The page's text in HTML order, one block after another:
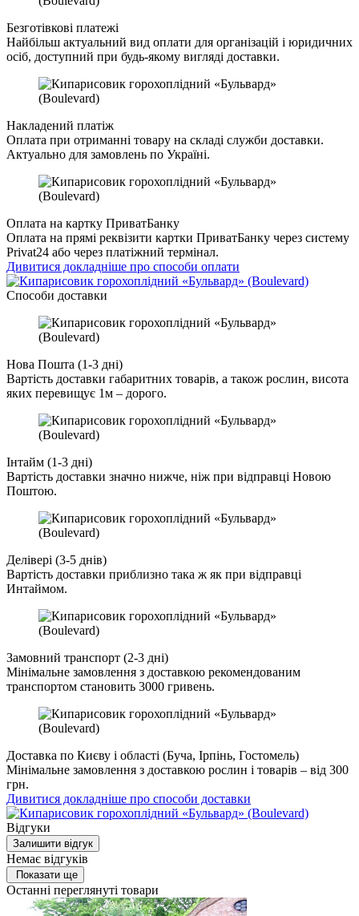
Безготівкові платежі
Найбільш актуальний вид оплати для організацій і юридичних
осіб, доступний при будь-якому вигляді доставки.
Накладений платіж
Оплата при отриманні товару на складі служби доставки.
Актуально для замовлень по Україні.
Оплата на картку ПриватБанку
Оплата на прямі реквізити картки ПриватБанку через систему
Privat24 або через платіжний термінал.
Дивитися докладніше про способи оплати
Cпособи доставки
Нова Пошта (1-3 дні)
Вартість доставки габаритних товарів, а також рослин, висота
яких перевищує 1м – дорого.
Інтайм (1-3 дні)
Вартість доставки значно нижче, ніж при відправці Новою
Поштою.
Делівері (3-5 днів)
Вартість доставки приблизно така ж як при відправці
Интаймом.
Замовний транспорт (2-3 дні)
Мінімальне замовлення з доставкою рекомендованим
транспортом становить 3000 гривень.
Доставка по Києву і області (Буча, Ірпінь, Гостомель)
Мінімальне замовлення з доставкою рослин і товарів – від 300
грн.
Дивитися докладніше про способи доставки
Відгуки
Залишити відгук
Немає відгуків
Показати ще
Останні переглянуті товари